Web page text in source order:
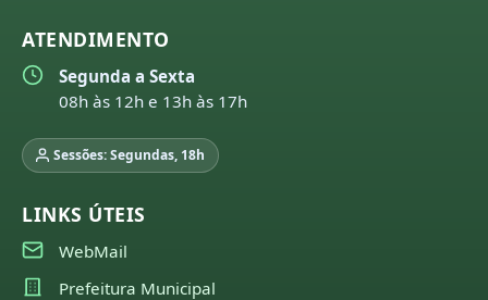
ATENDIMENTO
Segunda a Sexta
08h às 12h e 13h às 17h
Sessões: Segundas, 18h
LINKS ÚTEIS
WebMail
Prefeitura Municipal